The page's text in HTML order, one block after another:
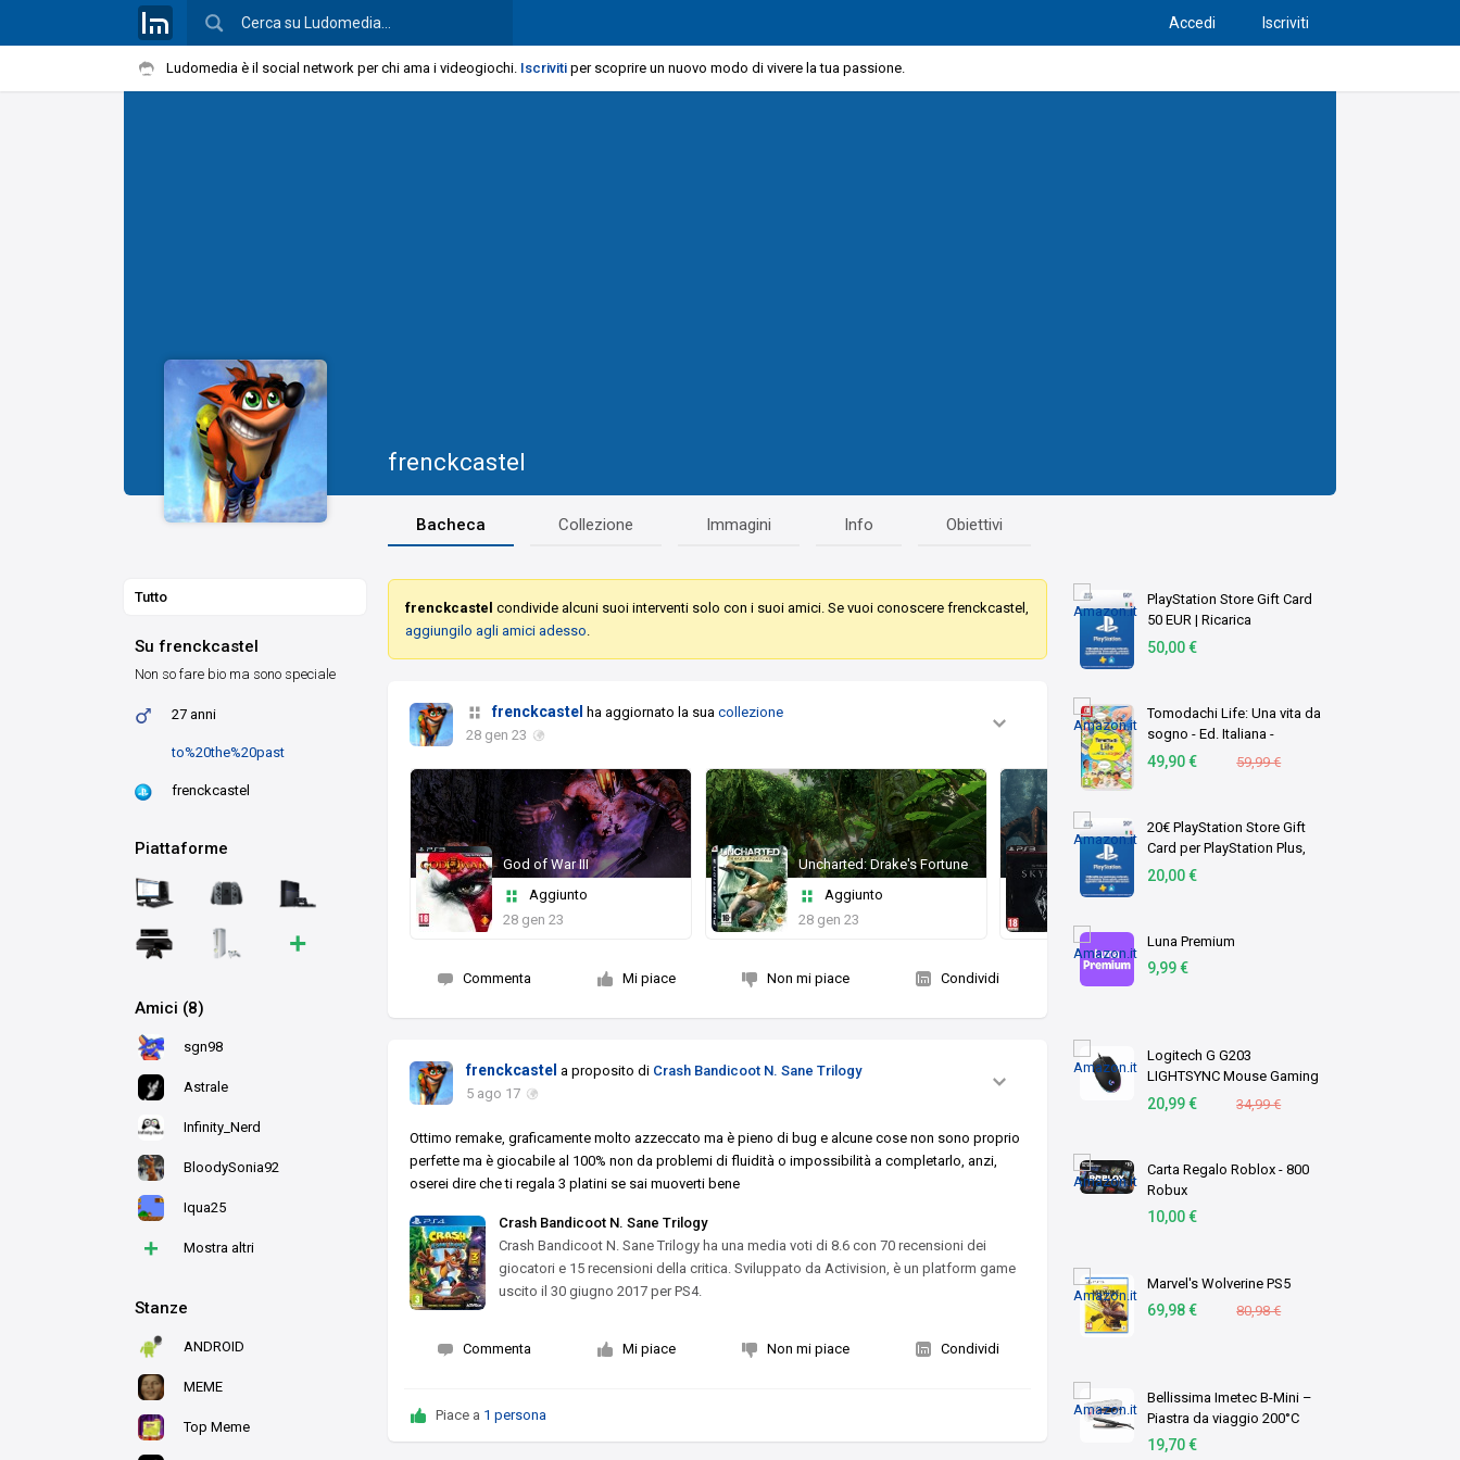
Accedi Iscriviti
Ludomedia è il social network per chi ama i videogiochi. Iscriviti per scoprire un nuovo modo di vivere la tua passione.
frenckcastel
Bacheca Collezione Immagini Info Obiettivi
Tutto
Su frenckcastel
Non so fare bio ma sono speciale
27 anni
to%20the%20past
frenckcastel
Piattaforme
+
Amici (8)
sgn98
Astrale
Infinity_Nerd
BloodySonia92
Iqua25
+ Mostra altri
Stanze
ANDROID
MEME
Top Meme
PlayStation Store Gift Card
50 EUR | Ricarica
Portafoglio PSN | Account
50,00 €
Tomodachi Life: Una vita da
sogno - Ed. Italiana -
Versione su scheda
49,90 € 59,99 €
20€ PlayStation Store Gift
Card per PlayStation Plus,
Account italiano [Codice per
20,00 €
Luna Premium
9,99 €
Logitech G G203
LIGHTSYNC Mouse Gaming
con Illuminazione RGB
20,99 € 34,99 €
Carta Regalo Roblox - 800
Robux
10,00 €
Marvel's Wolverine PS5
69,98 € 80,98 €
Bellissima Imetec B-Mini –
Piastra da viaggio 200°C
19,70 €
frenckcastel condivide alcuni suoi interventi solo con i suoi amici. Se vuoi conoscere frenckcastel,
aggiungilo agli amici adesso
frenckcastel ha aggiornato la suacollezione
28 gen 23
God of War III
Aggiunto
28 gen 23
Uncharted: Drake's Fortune
Aggiunto
28 gen 23
The Elder Scrolls V: Skyrim
Aggiunto
Commenta Mi piace Non mi piace Condividi
frenckcastel a proposito di Crash Bandicoot N. Sane Trilogy
5 ago 17
Ottimo remake, graficamente molto azzeccato ma è pieno di bug e alcune cose non sono proprio
perfette ma è giocabile al 100% non da problemi di fluidità o impossibilità a completarlo, anzi,
oserei dire che ti regala 3 platini se sai muoverti bene
Crash Bandicoot N. Sane Trilogy
Crash Bandicoot N. Sane Trilogy ha una media voti di 8.6 con 70 recensioni dei
giocatori e 15 recensioni della critica. Sviluppato da Activision, è un platform game
uscito il 30 giugno 2017 per PS4.
Commenta Mi piace Non mi piace Condividi
Piace a 1 persona